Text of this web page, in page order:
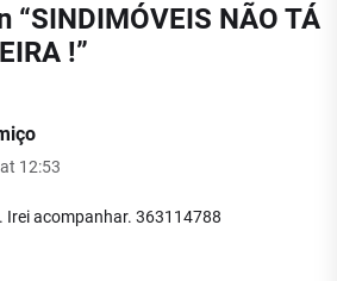
“SINDIMÓVEIS NÃO TÁ
!”
12:53
Irei acompanhar. 363114788